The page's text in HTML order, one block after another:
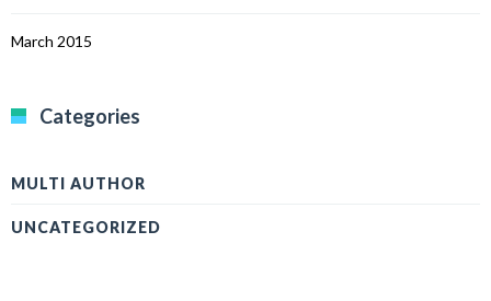
March 2015
Categories
MULTI AUTHOR
UNCATEGORIZED